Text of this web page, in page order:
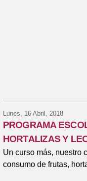
Lunes, 16 Abril, 2018
PROGRAMA
HORTALIZAS Y
Un curso más, nuestro
consumo de frutas,